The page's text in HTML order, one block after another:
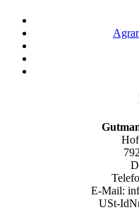
E-Mail:
USt-